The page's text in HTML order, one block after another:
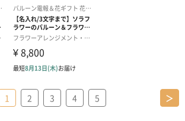
1 2 3 4 5 ＞